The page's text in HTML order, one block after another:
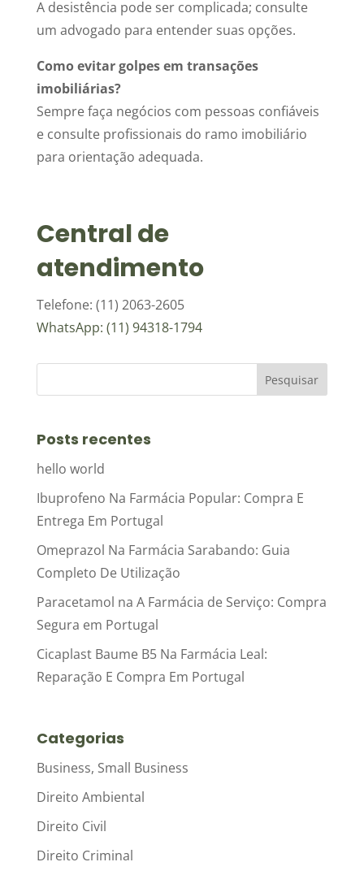
A desistência pode ser complicada; consulte
um advogado para entender suas opções.
Como evitar golpes em transações
imobiliárias?
Sempre faça negócios com pessoas confiáveis
e consulte profissionais do ramo imobiliário
para orientação adequada.
Central de
atendimento
Telefone: (11) 2063-2605
WhatsApp: (11) 94318-1794
Posts recentes
hello world
Ibuprofeno Na Farmácia Popular: Compra E
Entrega Em Portugal
Omeprazol Na Farmácia Sarabando: Guia
Completo De Utilização
Paracetamol na A Farmácia de Serviço: Compra
Segura em Portugal
Cicaplast Baume B5 Na Farmácia Leal:
Reparação E Compra Em Portugal
Categorias
Business, Small Business
Direito Ambiental
Direito Civil
Direito Criminal